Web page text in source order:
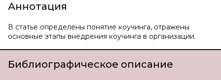
Аннотация
В статье определены понятие коучинга, отражены
основные этапы внедрения коучинга в организации.
Библиографическое описание